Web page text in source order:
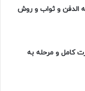
الدفن و ثواب و روش
کامل و مرحله به